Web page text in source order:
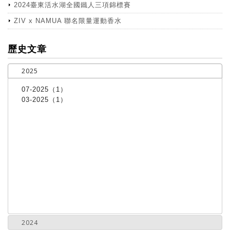
2024臺東活水湖全國鐵人三項錦標賽
ZIV x NAMUA 聯名限量運動香水
more
歷史文章
2025
07-2025（1）
03-2025（1）
2024